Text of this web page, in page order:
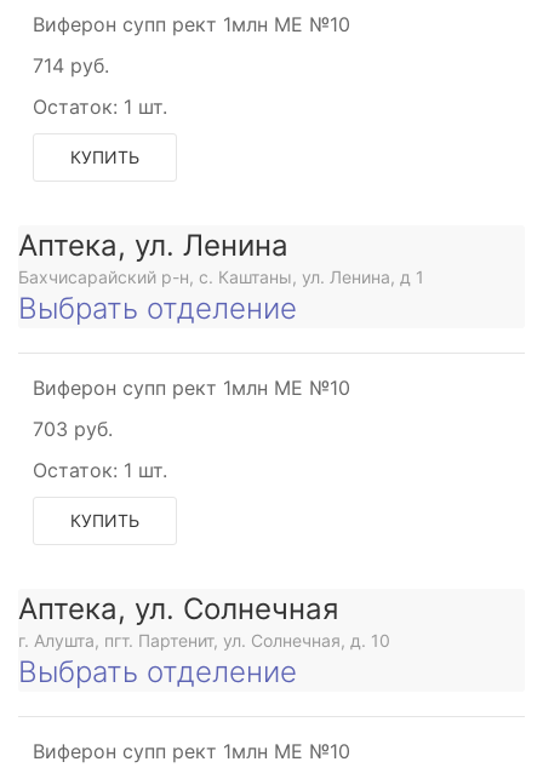
Виферон супп рект 1млн МЕ №10
714 руб.
Остаток: 1 шт.
КУПИТЬ
Аптека, ул. Ленина
Бахчисарайский р-н, с. Каштаны, ул. Ленина, д 1
Выбрать отделение
Виферон супп рект 1млн МЕ №10
703 руб.
Остаток: 1 шт.
КУПИТЬ
Аптека, ул. Солнечная
г. Алушта, пгт. Партенит, ул. Солнечная, д. 10
Выбрать отделение
Виферон супп рект 1млн МЕ №10